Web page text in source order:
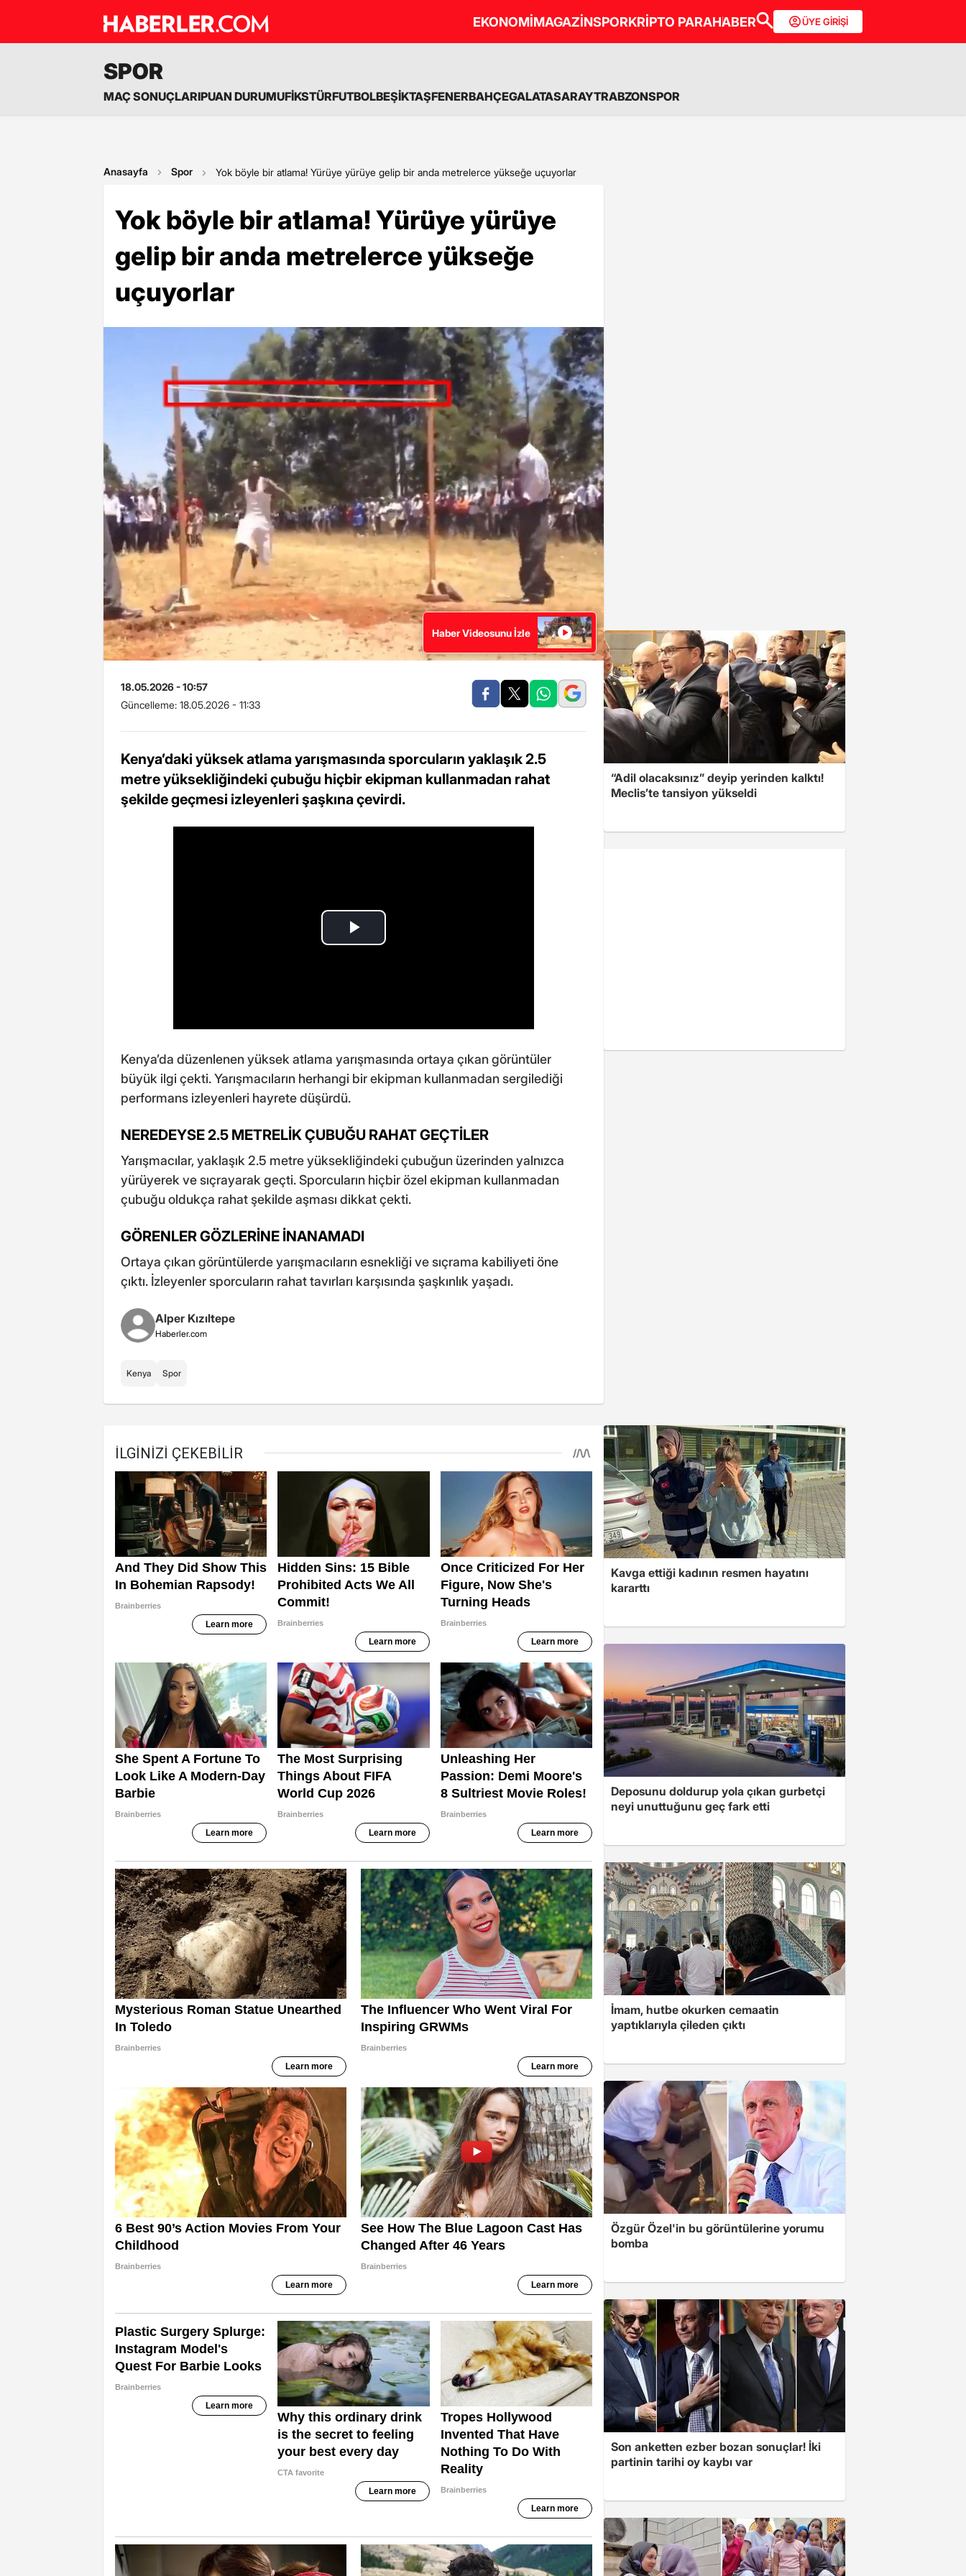
EKONOMİMAGAZİNSPORKRİPTO PARAHABER ÜYE GİRİŞİ
SPOR
MAÇ SONUÇLARIPUAN DURUMUFİKSTÜRFUTBOLBEŞİKTAŞFENERBAHÇEGALATASARAYTRABZONSPOR
Anasayfa Spor Yok böyle bir atlama! Yürüye yürüye gelip bir anda metrelerce yükseğe uçuyorlar
Yok böyle bir atlama! Yürüye yürüye
gelip bir anda metrelerce yükseğe
uçuyorlar
Haber Videosunu İzle
18.05.2026 - 10:57
Güncelleme: 18.05.2026 - 11:33
Kenya’daki yüksek atlama yarışmasında sporcuların yaklaşık 2.5
metre yüksekliğindeki çubuğu hiçbir ekipman kullanmadan rahat
şekilde geçmesi izleyenleri şaşkına çevirdi.
Kenya’da düzenlenen yüksek atlama yarışmasında ortaya çıkan görüntüler
büyük ilgi çekti. Yarışmacıların herhangi bir ekipman kullanmadan sergilediği
performans izleyenleri hayrete düşürdü.
NEREDEYSE 2.5 METRELİK ÇUBUĞU RAHAT GEÇTİLER
Yarışmacılar, yaklaşık 2.5 metre yüksekliğindeki çubuğun üzerinden yalnızca
yürüyerek ve sıçrayarak geçti. Sporcuların hiçbir özel ekipman kullanmadan
çubuğu oldukça rahat şekilde aşması dikkat çekti.
GÖRENLER GÖZLERİNE İNANAMADI
Ortaya çıkan görüntülerde yarışmacıların esnekliği ve sıçrama kabiliyeti öne
çıktı. İzleyenler sporcuların rahat tavırları karşısında şaşkınlık yaşadı.
Alper Kızıltepe
Haberler.com
Kenya Spor
“Adil olacaksınız” deyip yerinden kalktı!
Meclis’te tansiyon yükseldi
Kavga ettiği kadının resmen hayatını
kararttı
Deposunu doldurup yola çıkan gurbetçi
neyi unuttuğunu geç fark etti
İmam, hutbe okurken cemaatin
yaptıklarıyla çileden çıktı
Özgür Özel'in bu görüntülerine yorumu
bomba
Son anketten ezber bozan sonuçlar! İki
partinin tarihi oy kaybı var